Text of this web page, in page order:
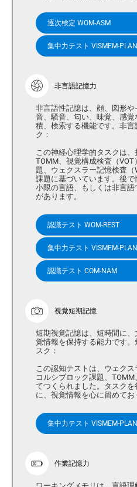
逐次検定 WOM-ASM
集中力テスト VISMEM-PLAN
非言語記憶力
非言語性記憶は、顔、図形や
音、騒音、匂い、味覚、感
積、検索する機能です。非
ク：
この神経心理学的タスクは、
TOMM、視覚構成検査（VOT
題、ウェクスラー記憶検査
課題に基づいています。後
小限の言語、もしくは非言
があります。
認識テスト WOM-REST
集中力テスト VISMEM-PLAN
認識テスト COM-NAM
視覚短期記憶
短期視覚記憶は、短時間に
覚情報を保持する能力です
スク：
この認知テストは、ウェク
コルシブロック課題、
てつくられました。タスク
に、視覚情報を心に留めてお
集中力テスト VISMEM-PLAN
作業記憶力